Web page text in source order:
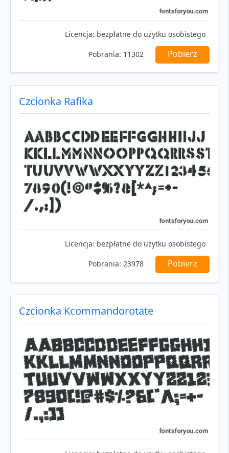
Licencja: bezpłatne do użytku osobistego
Pobrania: 11302 Pobierz
Czcionka Rafika
Licencja: bezpłatne do użytku osobistego
Pobrania: 23978 Pobierz
Czcionka Kcommandorotate